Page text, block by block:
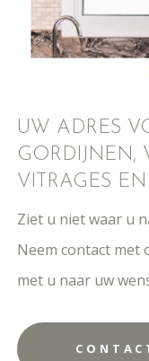
UW ADRES
GORDIJNEN,
VITRAGES
Ziet u niet waar u
Neem contact met
met u naar uw